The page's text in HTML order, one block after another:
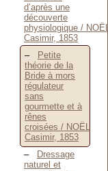
d’après une
découverte
physiologique / NOËL
Casimir, 1853
Petite
théorie de la
Bride à mors
régulateur
sans
gourmette et à
rênes
croisées / NOËL
Casimir, 1853
Dressage
naturel et